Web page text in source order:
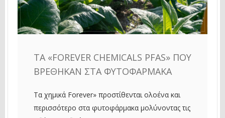
ΤΑ «FOREVER CHEMICALS PFAS» ΠΟΥ
ΒΡΈΘΗΚΑΝ ΣΤΑ ΦΥΤΟΦΆΡΜΑΚΑ
Τα χημικά Forever» προστίθενται ολοένα και
περισσότερο στα φυτοφάρμακα μολύνοντας τις